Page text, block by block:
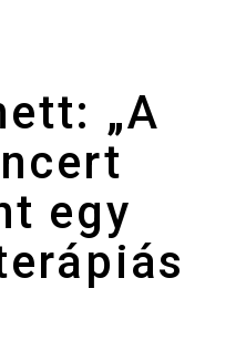
„A
egy